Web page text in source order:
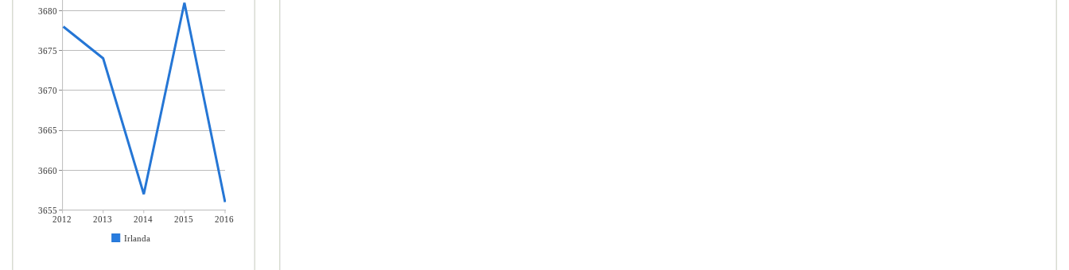
2012 2013 2014 2015
2016
Irlanda
3680
3675
3670
3665
3660
3655